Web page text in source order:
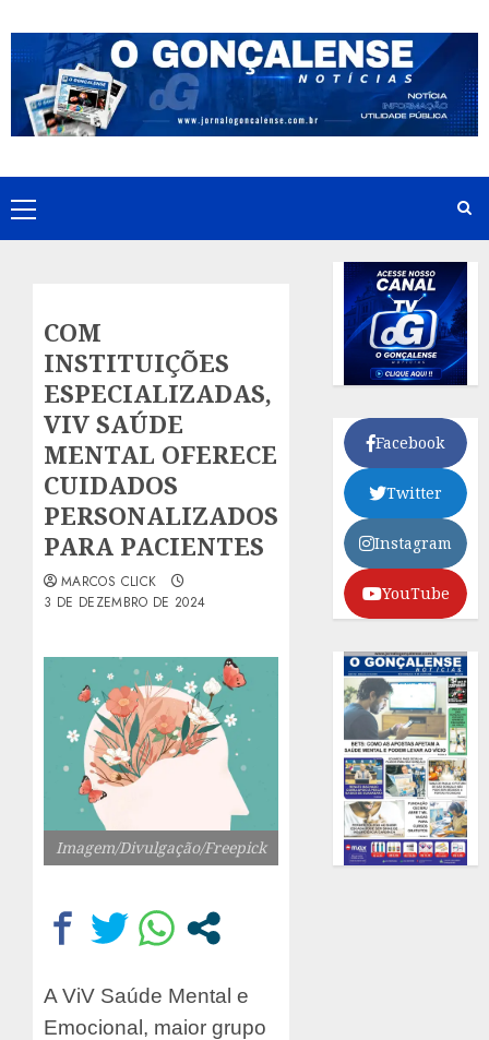
to
content
Primary
Menu
COM
INSTITUIÇÕES
ESPECIALIZADAS,
VIV SAÚDE
MENTAL OFERECE
CUIDADOS
PERSONALIZADOS
PARA PACIENTES
MARCOS CLICK
3 DE DEZEMBRO DE 2024
Imagem/Divulgação/Freepick
A ViV Saúde Mental e
Emocional, maior grupo
Facebook
Twitter
Instagram
YouTube